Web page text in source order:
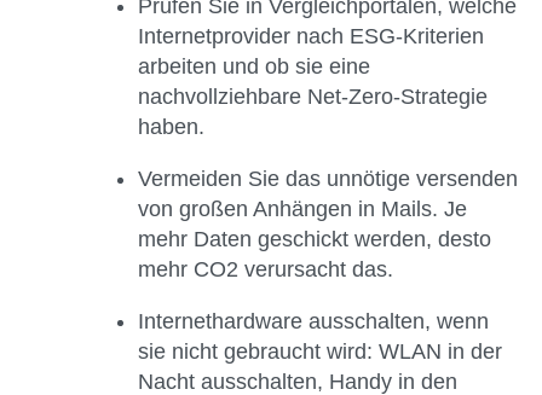
Prüfen Sie in Vergleichportalen, welche
Internetprovider nach ESG-Kriterien
arbeiten und ob sie eine
nachvollziehbare Net-Zero-Strategie
haben.
Vermeiden Sie das unnötige versenden
von großen Anhängen in Mails. Je
mehr Daten geschickt werden, desto
mehr CO2 verursacht das.
Internethardware ausschalten, wenn
sie nicht gebraucht wird: WLAN in der
Nacht ausschalten, Handy in den